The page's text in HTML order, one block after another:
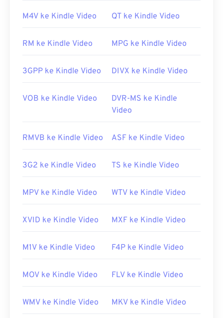
pemutar default. Untuk hasil yang terjamin di Mac
pemutar media VLC.
mendukung plugin Adobe Flash Player. Namun,
mengatasi batasan iOS.
Adobe
https://en.wikipedia.org/wiki/Flash_Video
M4V ke Kindle Video QT ke Kindle Video
RM ke Kindle Video MPG ke Kindle Video
3GPP ke Kindle Video DIVX ke Kindle Video
VOB ke Kindle Video
DVR-MS ke Kindle
Video
RMVB ke Kindle Video ASF ke Kindle Video
3G2 ke Kindle Video TS ke Kindle Video
MPV ke Kindle Video WTV ke Kindle Video
XVID ke Kindle Video MXF ke Kindle Video
M1V ke Kindle Video F4P ke Kindle Video
MOV ke Kindle Video FLV ke Kindle Video
WMV ke Kindle Video MKV ke Kindle Video